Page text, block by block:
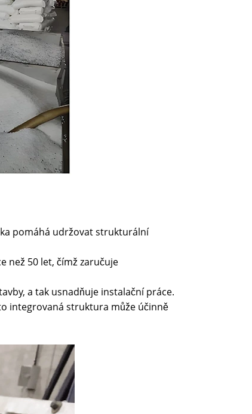
pomáhá udržovat strukturální
než 50 let, čímž zaručuje
a tak usnadňuje instalační práce.
integrovaná struktura může účinně